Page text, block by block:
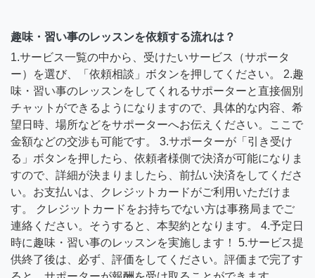
趣味・習い事のレッスンを依頼する流れは？
1.サービス一覧の中から、受けたいサービス（サポータ
ー）を選び、「依頼相談」ボタンを押してください。 2.趣
味・習い事のレッスンをしてくれるサポーターと直接個別
チャットができるようになりますので、具体的な内容、希
望日時、場所などをサポーターへお伝えください。ここで
金額などの交渉も可能です。 3.サポーターが「引き受け
る」ボタンを押したら、依頼者様側で決済が可能になりま
すので、詳細が決まりましたら、前払い決済をしてくださ
い。お支払いは、クレジットカードがご利用いただけま
す。 クレジットカードをお持ちでない方は事務局までご
連絡ください。そうすると、本契約となります。 4.予定日
時に趣味・習い事のレッスンを実施します！ 5.サービス提
供終了後は、必ず、評価をしてください。評価まで完了す